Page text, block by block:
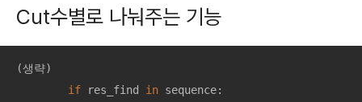
Cut수별로 나눠주는 기능
(생략)
if res_find in sequence: